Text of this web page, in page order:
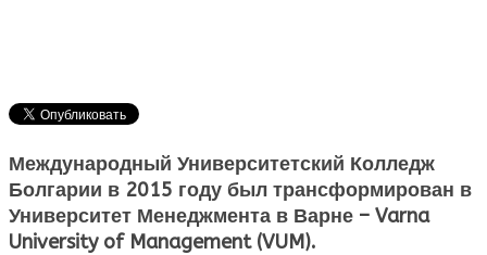
Международный Университетский Колледж
Болгарии в 2015 году был трансформирован в
Университет Менеджмента в Варне – Varna
University of Management (VUM).